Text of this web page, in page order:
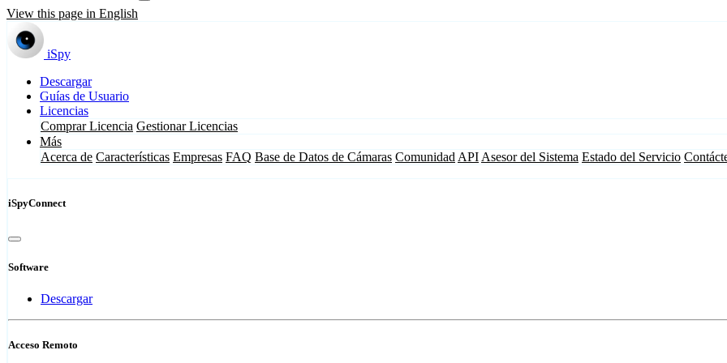
View this page in English
iSpy
Descargar
Guías de Usuario
Licencias
Comprar Licencia Gestionar Licencias
Más
Acerca de Características Empresas FAQ Base de Datos de Cámaras Comunidad API Asesor del Sistema Estado del Servicio
iSpyConnect
Software
Descargar
Acceso Remoto